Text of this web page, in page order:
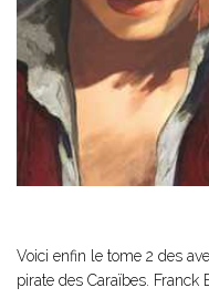
Voici enfin le tome 2 des
pirate des Caraïbes.